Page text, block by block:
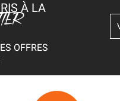
À LA
OFFRES